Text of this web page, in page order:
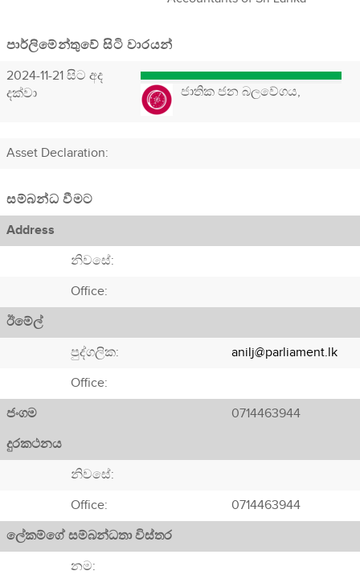
පාර්ලිමේන්තුවේ සිටි වාරයන්
2024-11-21 සිට අද
දක්වා
ජාතික ජන බලවේගය,
Asset Declaration:
සම්බන්ධ වීමට
Address
නිවසේ:
Office:
ඊමේල්
පුද්ගලික:
anilj@parliament.lk
Office:
ජංගම
0714463944
දුරකථනය
නිවසේ:
Office:
0714463944
ලේකම්ගේ සම්බන්ධතා විස්තර
නම: